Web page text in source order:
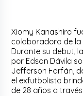
Xiomy Kanashiro
colaboradora de la
Durante su debut,
por Edson Dávila
Jefferson Farfán,
el exfutbolista
de 28 años a